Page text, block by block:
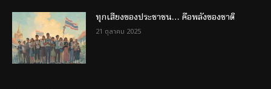
ทุกเสียงของประชาชน… คือพลังของชาติ
21 ตุลาคม 2025